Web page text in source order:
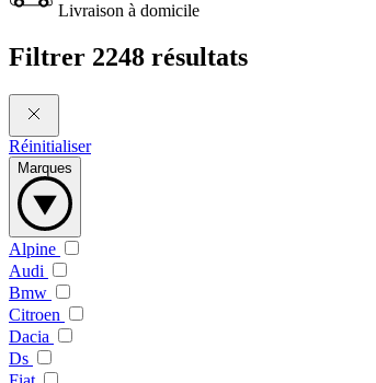
Livraison à domicile
Filtrer 2248 résultats
Réinitialiser
Marques
Alpine
Audi
Bmw
Citroen
Dacia
Ds